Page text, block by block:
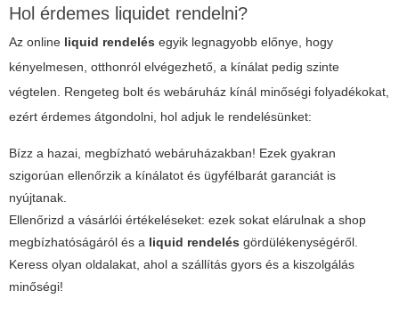
Hol érdemes liquidet rendelni?
Az online liquid rendelés egyik legnagyobb előnye, hogy
kényelmesen, otthonról elvégezhető, a kínálat pedig szinte
végtelen. Rengeteg bolt és webáruház kínál minőségi folyadékokat,
ezért érdemes átgondolni, hol adjuk le rendelésünket:
Bízz a hazai, megbízható webáruházakban! Ezek gyakran
szigorúan ellenőrzik a kínálatot és ügyfélbarát garanciát is
nyújtanak.
Ellenőrizd a vásárlói értékeléseket: ezek sokat elárulnak a shop
megbízhatóságáról és a liquid rendelés gördülékenységéről.
Keress olyan oldalakat, ahol a szállítás gyors és a kiszolgálás
minőségi!